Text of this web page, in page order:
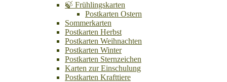
🍃 Frühlingskarten
Postkarten Ostern
Sommerkarten
Postkarten Herbst
Postkarten Weihnachten
Postkarten Winter
Postkarten Sternzeichen
Karten zur Einschulung
Postkarten Krafttiere